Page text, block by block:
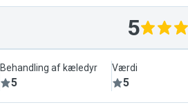
5
Behandling af kæledyr
5
Værdi
5